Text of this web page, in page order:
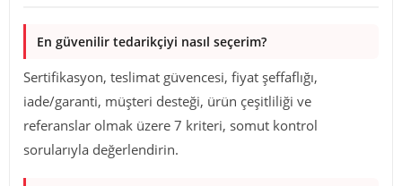
En güvenilir tedarikçiyi nasıl seçerim?
Sertifikasyon, teslimat güvencesi, fiyat şeffaflığı,
iade/garanti, müşteri desteği, ürün çeşitliliği ve
referanslar olmak üzere 7 kriteri, somut kontrol
sorularıyla değerlendirin.